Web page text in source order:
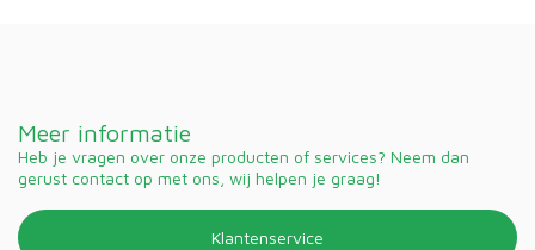
Meer informatie
Heb je vragen over onze producten of services? Neem dan
gerust contact op met ons, wij helpen je graag!
Klantenservice